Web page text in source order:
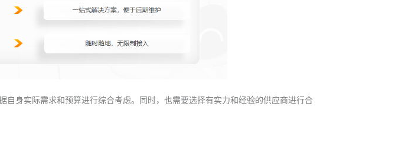
身实际需求和预算进行综合考虑。同时，也需要选择有实力和经验的供应商进行合